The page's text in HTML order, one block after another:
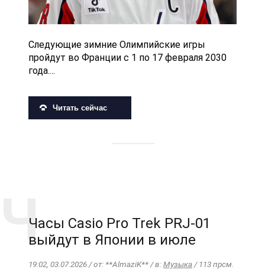
Следующие зимние Олимпийские игры
пройдут во Франции с 1 по 17 февраля 2030
года....
Читать сейчас
Часы Casio Pro Trek PRJ-01
выйдут в Японии в июле
19:02, 03.07.2026 / от: **AlmaziK** / в:Музыка/ 113 прсм.